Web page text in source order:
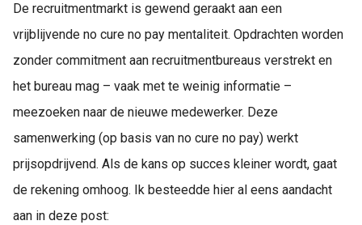
De recruitmentmarkt is gewend geraakt aan een
vrijblijvende no cure no pay mentaliteit. Opdrachten worden
zonder commitment aan recruitmentbureaus verstrekt en
het bureau mag – vaak met te weinig informatie –
meezoeken naar de nieuwe medewerker. Deze
samenwerking (op basis van no cure no pay) werkt
prijsopdrijvend. Als de kans op succes kleiner wordt, gaat
de rekening omhoog. Ik besteedde hier al eens aandacht
aan in deze post: